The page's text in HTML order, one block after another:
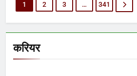
करियर
1 2 3 … 341